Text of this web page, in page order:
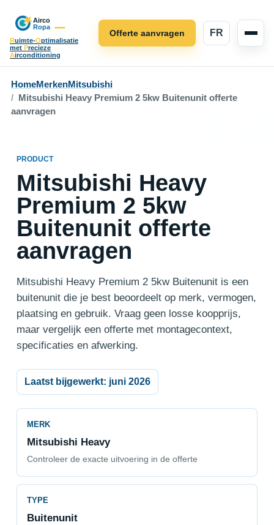
Ruimte-Optimalisatie
met Precieze
Airconditioning
FR
Offerte aanvragen
HomeMerkenMitsubishi
Mitsubishi Heavy Premium 2 5kw Buitenunit offerte
aanvragen
PRODUCT
Mitsubishi Heavy
Premium 2 5kw
Buitenunit offerte
aanvragen
Mitsubishi Heavy Premium 2 5kw Buitenunit is een
buitenunit die je best beoordeelt op merk, vermogen,
plaatsing en gebruik. Vraag geen losse koopprijs,
maar vergelijk een offerte met montagecontext,
specificaties en afwerking.
Laatst bijgewerkt: juni 2026
MERK
Mitsubishi Heavy
Controleer de exacte uitvoering in de offerte
TYPE
Buitenunit